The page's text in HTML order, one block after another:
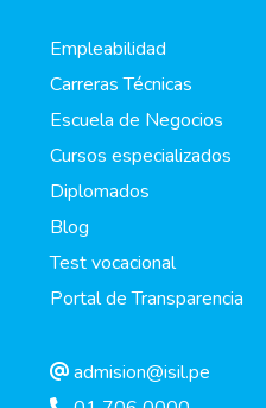
Empleabilidad
Carreras Técnicas
Escuela de Negocios
Cursos especializados
Diplomados
Blog
Test vocacional
Portal de Transparencia
admision@isil.pe